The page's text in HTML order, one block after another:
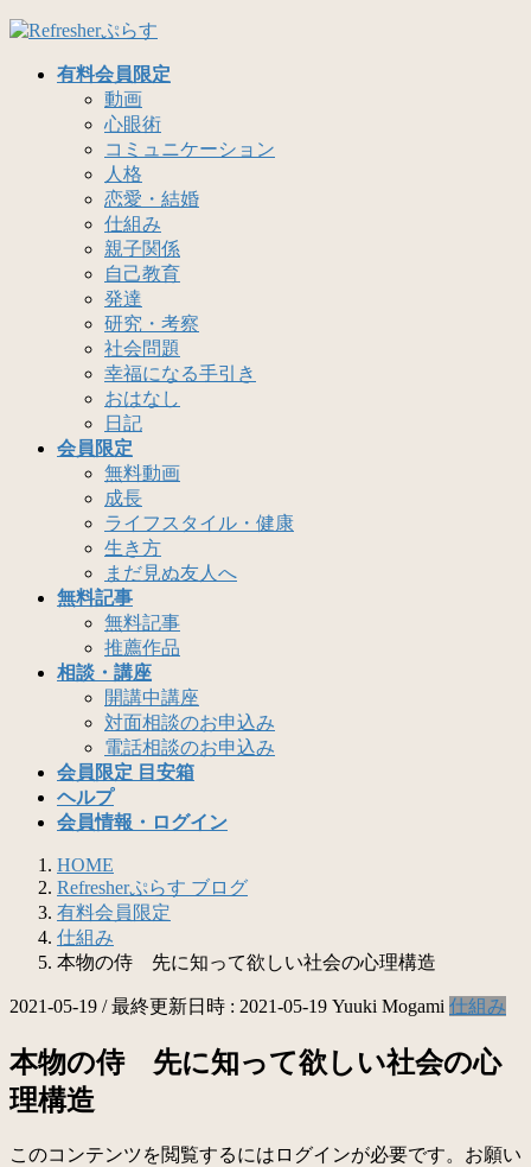
コ
ナ
有料会員限定
動画
心眼術
コミュニケーション
人格
恋愛・結婚
仕組み
親子関係
自己教育
発達
研究・考察
社会問題
幸福になる手引き
おはなし
日記
会員限定
無料動画
成長
ライフスタイル・健康
生き方
まだ見ぬ友人へ
無料記事
無料記事
推薦作品
相談・講座
開講中講座
対面相談のお申込み
電話相談のお申込み
会員限定 目安箱
ヘルプ
会員情報・ログイン
HOME
Refresherぷらす ブログ
有料会員限定
仕組み
本物の侍 先に知って欲しい社会の心理構造
2021-05-19 / 最終更新日時 : 2021-05-19 Yuuki Mogami 仕組み
本物の侍 先に知って欲しい社会の心
理構造
このコンテンツを閲覧するにはログインが必要です。お願い